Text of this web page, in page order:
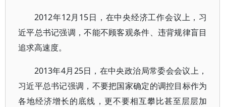
2012年12月15日，在中央经济工作会议上，习
近平总书记强调，不能不顾客观条件、违背规律盲目
追求高速度。
2013年4月25日，在中央政治局常委会会议上，
习近平总书记强调，不要把国家确定的调控目标作为
各地经济增长的底线，更不要相互攀比甚至层层加